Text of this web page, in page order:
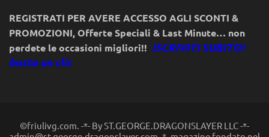
REGISTRATI PER AVERE ACCESSO AGLI SCONTI &
PROMOZIONI,Offerte Speciali & Last Minute… non
perdete le occasioni migliori!! ISCRIVITI SUBITO!
basta un clic
©friulivg.com. -*- By ST.GEORGE.DRAGONSLAYER LLC -*-